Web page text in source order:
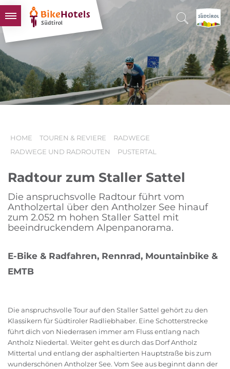
HOTELS & PAKETE
TOUREN & REVIERE
SÜDTIROL & WIR
HOME TOUREN & REVIERE
RADWEGE
RADWEGE UND RADROUTEN
PUSTERTAL
Radtour zum Staller Sattel
Die anspruchsvolle Radtour führt vom
Antholzertal über den Antholzer See hinauf
zum 2.052 m hohen Staller Sattel mit
beeindruckendem Alpenpanorama.
E-Bike & Radfahren, Rennrad, Mountainbike &
EMTB
Die anspruchsvolle Tour auf den Staller Sattel gehört zu den
Klassikern für Südtiroler Radliebhaber. Eine Schotterstrecke
führt dich von Niederrasen immer am Fluss entlang nach
Antholz Niedertal. Weiter geht es durch das Dorf Antholz
Mittertal und entlang der asphaltierten Hauptstraße bis zum
wunderschönen Antholzer See. Vom See aus beginnt dann der